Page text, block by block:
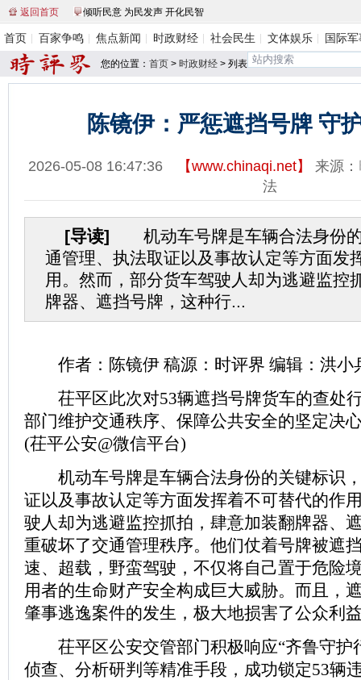
返回首页 倾听民意 为民发声 开化民智
首页 百家争鸣 焦点新闻 时政财经 社会民生 文体娱乐 国际
您的位置： 首页 > 时政财经 > 列表
陈镜伊：严惩遮挡号牌 守
2026-05-08 16:47:36 【www.chinaqi.net】 来源：
法
[导读] 机动车号牌是车辆合法身份
通管理、执法取证以及事故认定等方面发
用。然而，部分货车驾驶人却为逃避监控
牌器、遮挡号牌，这种行...
作者：陈镜伊 稿源：时评界 编辑：洪小
茌平区此次对53辆遮挡号牌货车的查处
部门维护交通秩序、保障公共安全的坚定决
(茌平公安@微信平台)
机动车号牌是车辆合法身份的关键标识
证以及事故认定等方面发挥着不可替代的作
驶人却为逃避监控抓拍，肆意加装翻牌器、
重破坏了交通管理秩序。他们仗着号牌被遮
速、超载，野蛮驾驶，不仅将自己置于危险
用者的生命财产安全构成巨大威胁。而且，
肇事逃逸案件的发生，极大地损害了公众利
茌平区公安交管部门积极响应“齐鲁守护
侦查、分析研判等精准手段，成功锁定53辆